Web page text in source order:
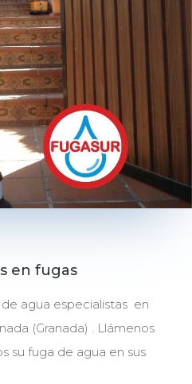
en fugas
agua especialistas en
(Granada) . Llámenos
su fuga de agua en sus